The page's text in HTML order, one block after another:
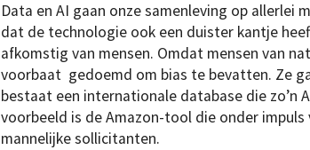
Data en AI gaan onze samenleving op allerlei
dat de technologie ook een duister kantje
afkomstig van mensen. Omdat mensen van
voorbaat gedoemd om bias te bevatten. Ze
bestaat een internationale database die zo’n
voorbeeld is de Amazon-tool die onder
mannelijke sollicitanten.